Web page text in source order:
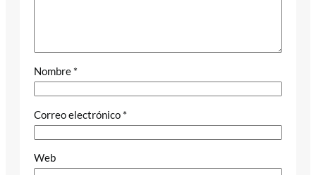
Nombre *
Correo electrónico *
Web